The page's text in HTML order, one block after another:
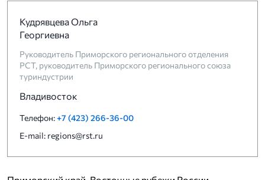
Кудрявцева Ольга
Георгиевна
Руководитель Приморского регионального отделения
РСТ, руководитель Приморского регионального союза
туриндустрии
Владивосток
Телефон:+7 (423) 266-36-00
E-mail: regions@rst.ru